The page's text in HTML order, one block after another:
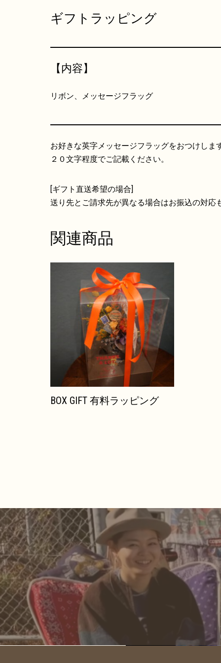
ギフトラッピング
【内容】
リボン、メッセージフラッグ
お好きな英字メッセージフラッグをおつけしま
２０文字程度でご記載ください。
[ギフト直送希望の場合]
送り先とご請求先が異なる場合はお振込の対応
関連商品
BOX GIFT 有料ラッピング